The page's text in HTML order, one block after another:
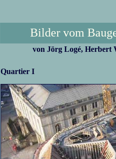
Bilder vom
von Jörg Logé, Herbert
Quartier I